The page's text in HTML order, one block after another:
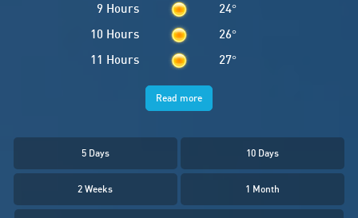
9 Hours
24°
10 Hours
26°
11 Hours
27°
Read more
5 Days 10 Days
2 Weeks 1 Month